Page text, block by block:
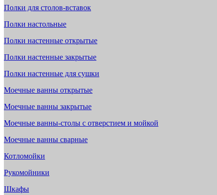
Полки для столов-вставок
Полки настольные
Полки настенные открытые
Полки настенные закрытые
Полки настенные для сушки
Моечные ванны открытые
Моечные ванны закрытые
Моечные ванны-столы с отверстием и мойкой
Моечные ванны сварные
Котломойки
Рукомойники
Шкафы